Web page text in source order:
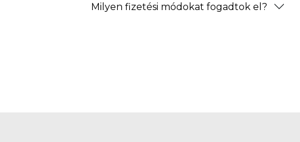
Milyen fizetési módokat fogadtok el?